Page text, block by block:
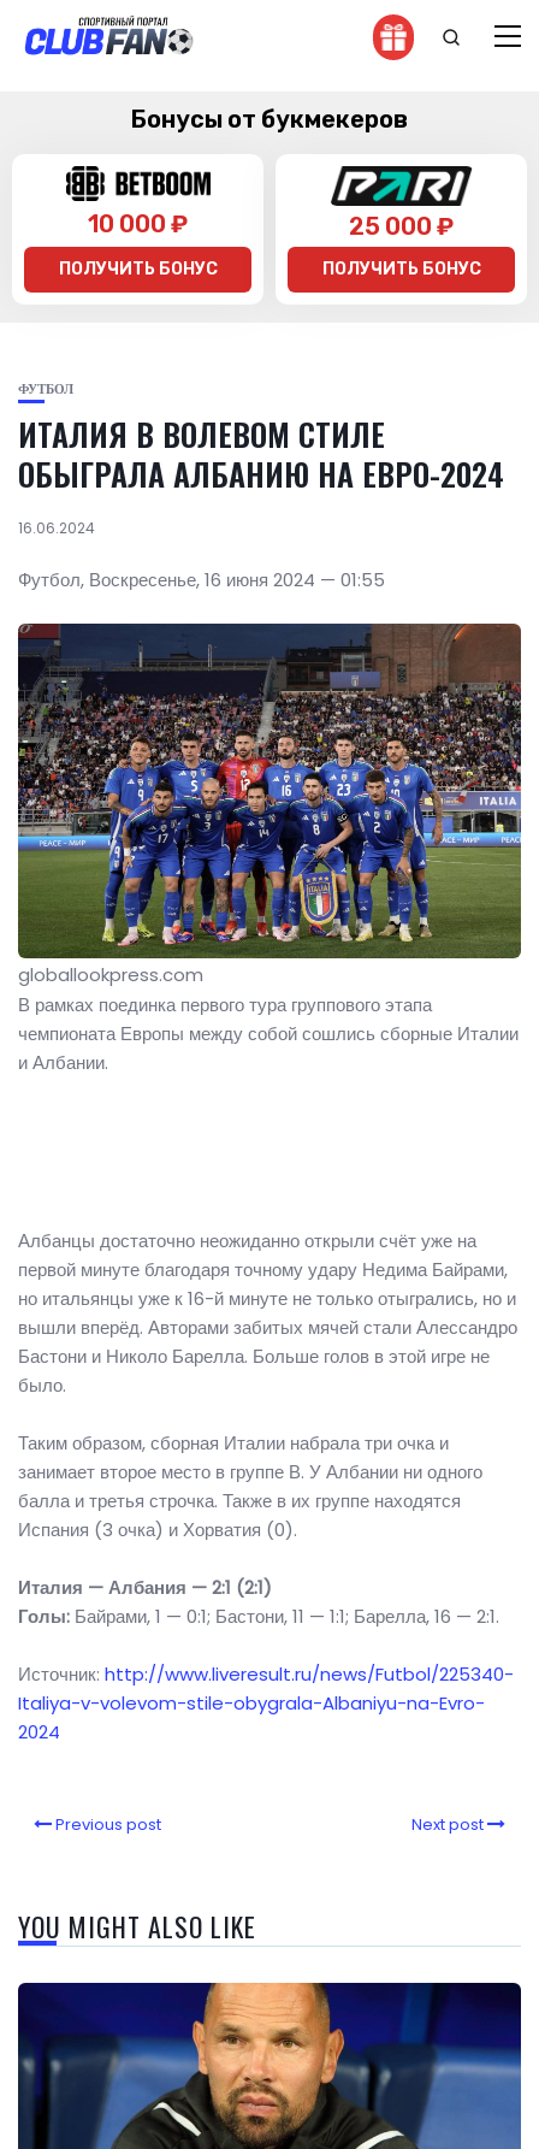
Бонусы от букмекеров
10 000 ₽
ПОЛУЧИТЬ БОНУС
25 000 ₽
ПОЛУЧИТЬ БОНУС
ФУТБОЛ
ИТАЛИЯ В ВОЛЕВОМ СТИЛЕ
ОБЫГРАЛА АЛБАНИЮ НА ЕВРО-2024
16.06.2024
Футбол, Воскресенье, 16 июня 2024 — 01:55
globallookpress.com
В рамках поединка первого тура группового этапа
чемпионата Европы между собой сошлись сборные Италии
и Албании.
Албанцы достаточно неожиданно открыли счёт уже на
первой минуте благодаря точному удару Недима Байрами,
но итальянцы уже к 16-й минуте не только отыгрались, но и
вышли вперёд. Авторами забитых мячей стали Алессандро
Бастони и Николо Барелла. Больше голов в этой игре не
было.
Таким образом, сборная Италии набрала три очка и
занимает второе место в группе В. У Албании ни одного
балла и третья строчка. Также в их группе находятся
Испания (3 очка) и Хорватия (0).
Италия — Албания — 2:1 (2:1)
Голы: Байрами, 1 — 0:1; Бастони, 11 — 1:1; Барелла, 16 — 2:1.
Источник: http://www.liveresult.ru/news/Futbol/225340-
Italiya-v-volevom-stile-obygrala-Albaniyu-na-Evro-
2024
Previous post Next post
YOU MIGHT ALSO LIKE